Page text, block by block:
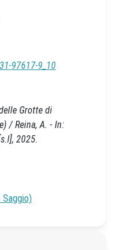
97617-9_10
Grotte di
/ Reina, A. - In:
2025.